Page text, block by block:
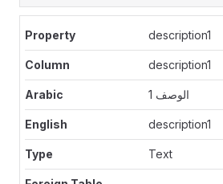
description1
description1
الوصف 1
description1
Text